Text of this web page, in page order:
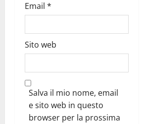
Email *
Sito web
Salva il mio nome, email
e sito web in questo
browser per la prossima